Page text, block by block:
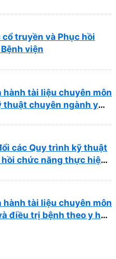
truyền và Phục hồi
viện
hành tài liệu chuyên môn
thuật chuyên ngành y
các Quy trình kỹ thuật
chức năng thực hiện
hành tài liệu chuyên môn
điều trị bệnh theo y học